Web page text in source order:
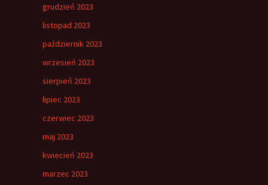
grudzień 2023
listopad 2023
październik 2023
wrzesień 2023
sierpień 2023
lipiec 2023
czerwiec 2023
maj 2023
kwiecień 2023
marzec 2023